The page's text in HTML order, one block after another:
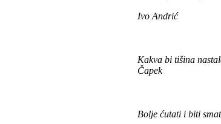
Ivo Andrić
Kakva bi tišina
Čapek
Bolje ćutati i biti